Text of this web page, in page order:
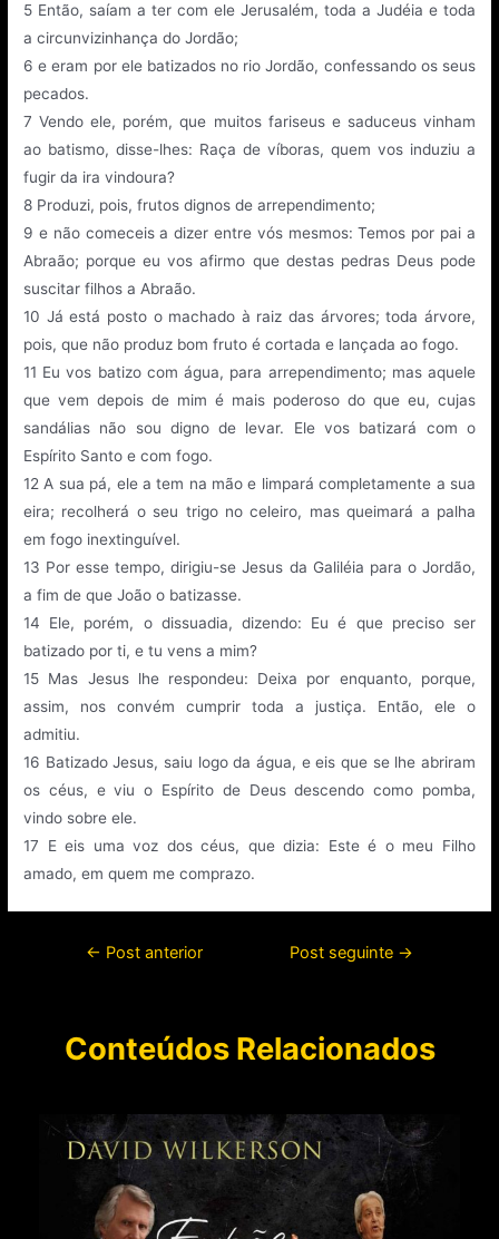
5 Então, saíam a ter com ele Jerusalém, toda a Judéia e toda
a circunvizinhança do Jordão;
6 e eram por ele batizados no rio Jordão, confessando os seus
pecados.
7 Vendo ele, porém, que muitos fariseus e saduceus vinham
ao batismo, disse-lhes: Raça de víboras, quem vos induziu a
fugir da ira vindoura?
8 Produzi, pois, frutos dignos de arrependimento;
9 e não comeceis a dizer entre vós mesmos: Temos por pai a
Abraão; porque eu vos afirmo que destas pedras Deus pode
suscitar filhos a Abraão.
10 Já está posto o machado à raiz das árvores; toda árvore,
pois, que não produz bom fruto é cortada e lançada ao fogo.
11 Eu vos batizo com água, para arrependimento; mas aquele
que vem depois de mim é mais poderoso do que eu, cujas
sandálias não sou digno de levar. Ele vos batizará com o
Espírito Santo e com fogo.
12 A sua pá, ele a tem na mão e limpará completamente a sua
eira; recolherá o seu trigo no celeiro, mas queimará a palha
em fogo inextinguível.
13 Por esse tempo, dirigiu-se Jesus da Galiléia para o Jordão,
a fim de que João o batizasse.
14 Ele, porém, o dissuadia, dizendo: Eu é que preciso ser
batizado por ti, e tu vens a mim?
15 Mas Jesus lhe respondeu: Deixa por enquanto, porque,
assim, nos convém cumprir toda a justiça. Então, ele o
admitiu.
16 Batizado Jesus, saiu logo da água, e eis que se lhe abriram
os céus, e viu o Espírito de Deus descendo como pomba,
vindo sobre ele.
17 E eis uma voz dos céus, que dizia: Este é o meu Filho
amado, em quem me comprazo.
← Post anterior Post seguinte →
Conteúdos Relacionados